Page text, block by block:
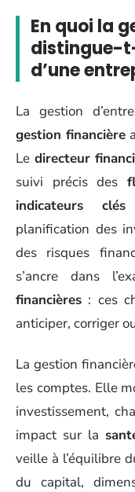
En quoi la
distingue-
d’une
La gestion
gestion financière
Le directeur
suivi précis des
indicateurs clés
planification des
des risques
s’ancre dans
financières : ces
anticiper, corriger
La gestion
les comptes. Elle
investissement,
impact sur la
veille à l’équilibre
du capital,